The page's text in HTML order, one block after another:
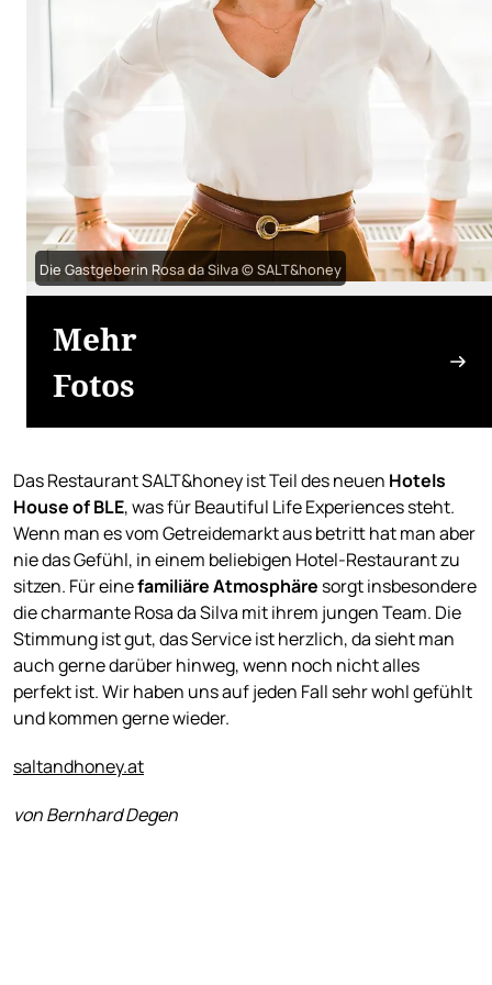
Die Gastgeberin Rosa da Silva © SALT&honey
Mehr
Fotos
Das Restaurant SALT&honey ist Teil des neuen Hotels
House of BLE, was für Beautiful Life Experiences steht.
Wenn man es vom Getreidemarkt aus betritt hat man aber
nie das Gefühl, in einem beliebigen Hotel-Restaurant zu
sitzen. Für einefamiliäre Atmosphäre sorgt insbesondere
die charmante Rosa da Silva mit ihrem jungen Team. Die
Stimmung ist gut, das Service ist herzlich, da sieht man
auch gerne darüber hinweg, wenn noch nicht alles
perfekt ist. Wir haben uns auf jeden Fall sehr wohl gefühlt
und kommen gerne wieder.
saltandhoney.at
von Bernhard Degen